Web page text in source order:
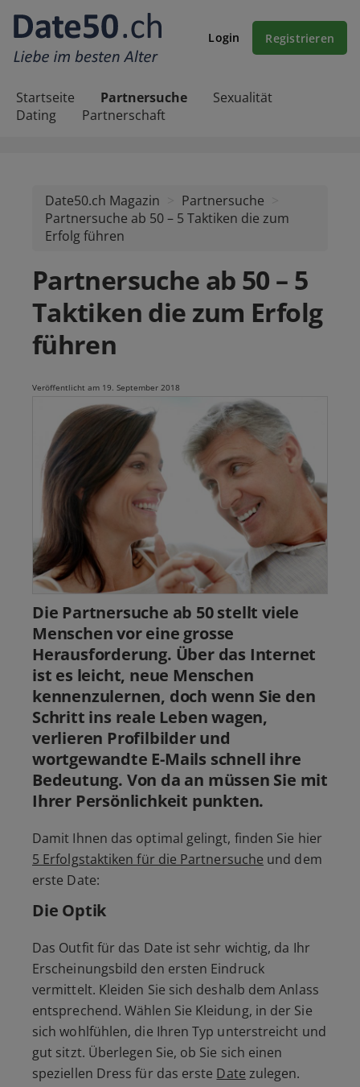
Login Registrieren
Startseite Partnersuche
Sexualität
Dating
Partnerschaft
Date50.ch Magazin
Partnersuche
Partnersuche ab 50 – 5 Taktiken die zum
Erfolg führen
Partnersuche ab 50 – 5
Taktiken die zum Erfolg
führen
Veröffentlicht am 19. September 2018
Die Partnersuche ab 50 stellt viele
Menschen vor eine grosse
Herausforderung. Über das Internet
ist es leicht, neue Menschen
kennenzulernen, doch wenn Sie den
Schritt ins reale Leben wagen,
verlieren Profilbilder und
wortgewandte E-Mails schnell ihre
Bedeutung. Von da an müssen Sie mit
Ihrer Persönlichkeit punkten.
Damit Ihnen das optimal gelingt, finden Sie hier
5 Erfolgstaktiken für die Partnersuche und dem
erste Date:
Die Optik
Das Outfit für das Date ist sehr wichtig, da Ihr
Erscheinungsbild den ersten Eindruck
vermittelt. Kleiden Sie sich deshalb dem Anlass
entsprechend. Wählen Sie Kleidung, in der Sie
sich wohlfühlen, die Ihren Typ unterstreicht und
gut sitzt. Überlegen Sie, ob Sie sich einen
speziellen Dress für das erste Date zulegen.